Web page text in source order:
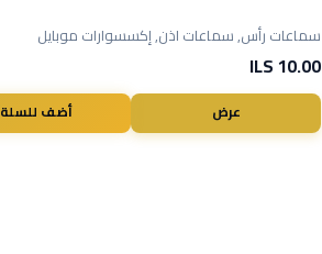
سماعات رأس, سماعات اذن, إكسسوارات موبايل
10.00 ILS
عرض أضف للسلة